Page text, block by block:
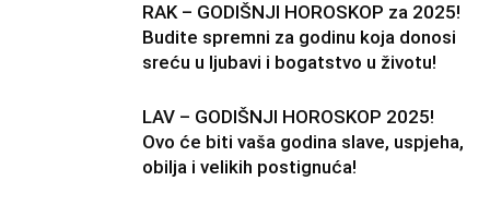
RAK – GODIŠNJI HOROSKOP za 2025!
Budite spremni za godinu koja donosi
sreću u ljubavi i bogatstvo u životu!
LAV – GODIŠNJI HOROSKOP 2025!
Ovo će biti vaša godina slave, uspjeha,
obilja i velikih postignuća!